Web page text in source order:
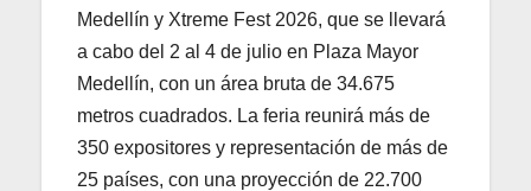
Medellín y Xtreme Fest 2026, que se llevará
a cabo del 2 al 4 de julio en Plaza Mayor
Medellín, con un área bruta de 34.675
metros cuadrados. La feria reunirá más de
350 expositores y representación de más de
25 países, con una proyección de 22.700